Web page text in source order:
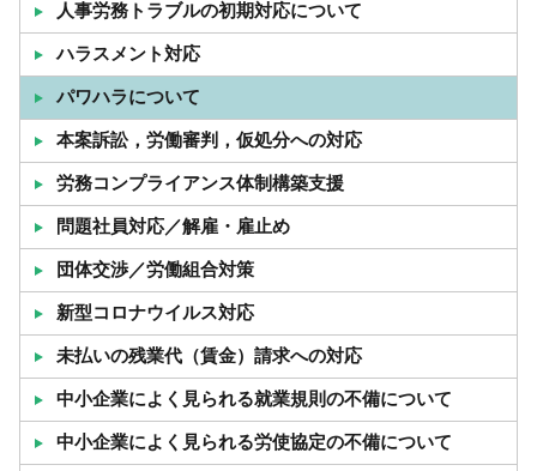
人事労務トラブルの初期対応について
ハラスメント対応
パワハラについて
本案訴訟，労働審判，仮処分への対応
労務コンプライアンス体制構築支援
問題社員対応／解雇・雇止め
団体交渉／労働組合対策
新型コロナウイルス対応
未払いの残業代（賃金）請求への対応
中小企業によく見られる就業規則の不備について
中小企業によく見られる労使協定の不備について